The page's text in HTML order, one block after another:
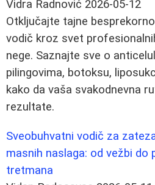
Vidra Radnović 2026-05-12
Otključajte tajne
vodič kroz svet
nege. Saznajte sve o
pilingovima, botoksu,
kako da vaša svakodnevna
rezultate.
Sveobuhvatni vodič za
masnih naslaga: od vežbi do
tretmana